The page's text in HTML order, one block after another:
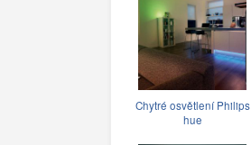
Chytré osvětlení Philips
hue